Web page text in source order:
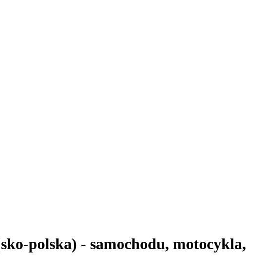
polska) - samochodu, motocykla,